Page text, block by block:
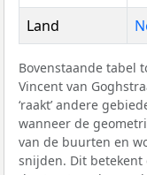
Land
Bovenstaande tabel
Vincent van
‘raakt’ andere
wanneer de
van de buurten en
snijden. Dit betekent